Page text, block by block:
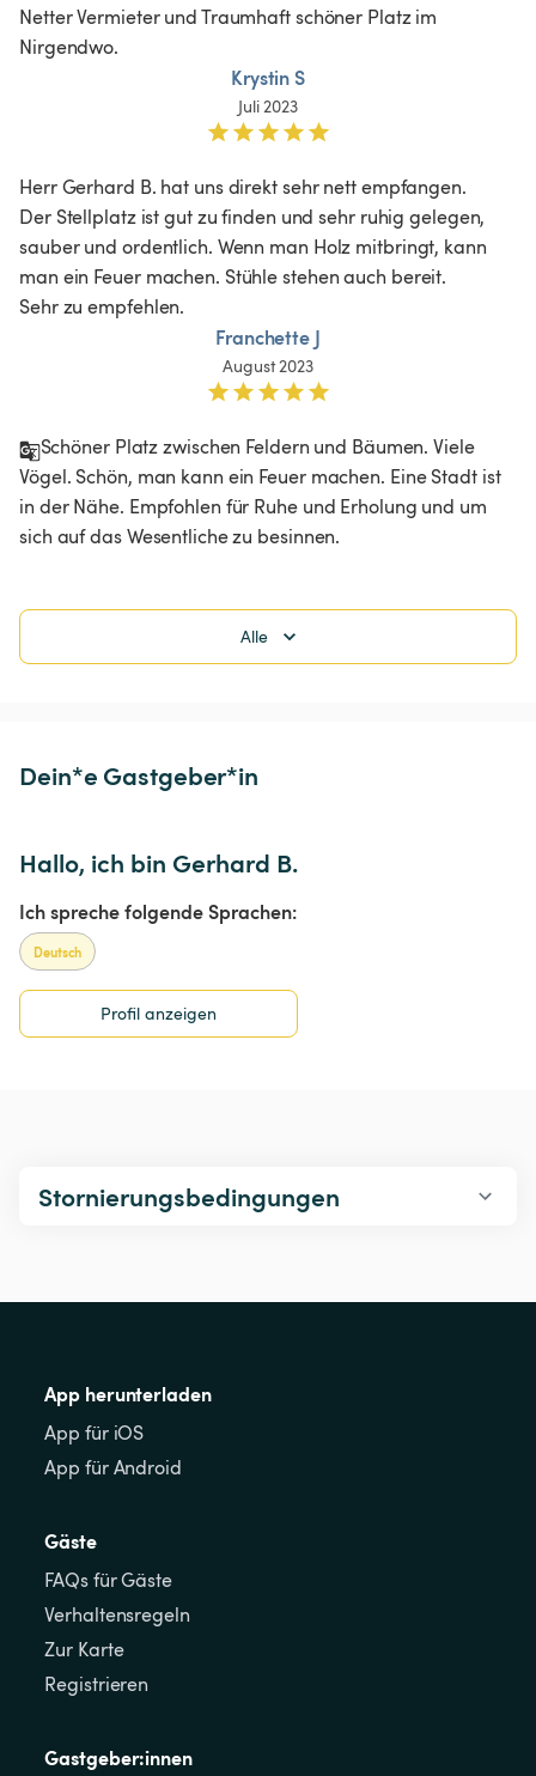
Netter Vermieter und Traumhaft schöner Platz im
Nirgendwo.
Krystin S
Juli 2023
Herr Gerhard B. hat uns direkt sehr nett empfangen.
Der Stellplatz ist gut zu finden und sehr ruhig gelegen,
sauber und ordentlich. Wenn man Holz mitbringt, kann
man ein Feuer machen. Stühle stehen auch bereit.
Sehr zu empfehlen.
Franchette J
August 2023
Schöner Platz zwischen Feldern und Bäumen. Viele
Vögel. Schön, man kann ein Feuer machen. Eine Stadt ist
in der Nähe. Empfohlen für Ruhe und Erholung und um
sich auf das Wesentliche zu besinnen.
Alle
Dein*e Gastgeber*in
Hallo, ich bin Gerhard B.
Ich spreche folgende Sprachen:
Deutsch
Profil anzeigen
Stornierungsbedingungen
App herunterladen
App für iOS
App für Android
Gäste
FAQs für Gäste
Verhaltensregeln
Zur Karte
Registrieren
Gastgeber:innen